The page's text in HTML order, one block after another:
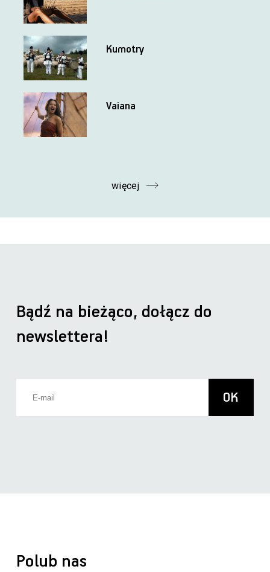
Kumotry
Vaiana
więcej
Polub nas
Bądź na bieżąco, dołącz do
newslettera!